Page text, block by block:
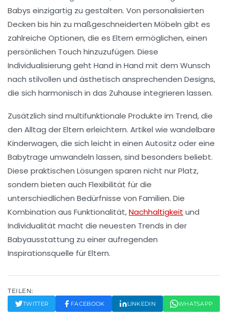
Babys einzigartig zu gestalten. Von personalisierten
Decken bis hin zu maßgeschneiderten Möbeln gibt es
zahlreiche Optionen, die es Eltern ermöglichen, einen
persönlichen Touch hinzuzufügen. Diese
Individualisierung geht Hand in Hand mit dem Wunsch
nach stilvollen und ästhetisch ansprechenden Designs,
die sich harmonisch in das Zuhause integrieren lassen.
Zusätzlich sind multifunktionale Produkte im Trend, die
den Alltag der Eltern erleichtern. Artikel wie wandelbare
Kinderwagen, die sich leicht in einen Autositz oder eine
Babytrage umwandeln lassen, sind besonders beliebt.
Diese praktischen Lösungen sparen nicht nur Platz,
sondern bieten auch Flexibilität für die
unterschiedlichen Bedürfnisse von Familien. Die
Kombination aus Funktionalität,Nachhaltigkeit und
Individualität macht die neuesten Trends in der
Babyausstattung zu einer aufregenden
Inspirationsquelle für Eltern.
TEILEN:
TWITTER FACEBOOK LINKEDIN WHATSAPP